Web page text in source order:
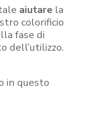
aiutare la
colorificio
fase di
dell’utilizzo.
in questo